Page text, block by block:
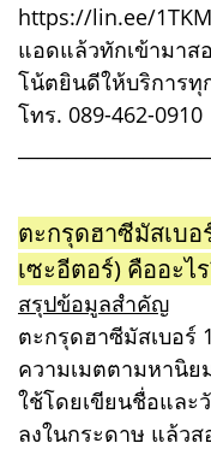
https://lin.ee/
แอดแล้วทักเข้ามาส
โน้ตยินดีให้บริการทุ
โทร. 089-462-0910
ตะกรุดฮาซีมัสเบ
เซะอีตอร์) คืออะไ
สรุปข้อมูลสำคัญ
ตะกรุดฮาซีมัสเบอร์
ความเมตตามหานิย
ใช้โดยเขียนชื่อและ
ลงในกระดาษ แล้ว